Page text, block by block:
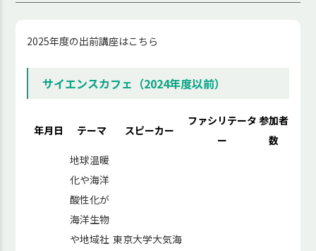
2025年度の出前講座はこちら
サイエンスカフェ（2024年度以前）
年月日 テーマ スピーカー
ファシリテータ
ー
参加者
数
地球温暖
化や海洋
酸性化が
海洋生物
や地域社 東京大学大気海